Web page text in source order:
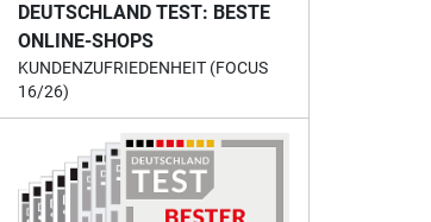
DEUTSCHLAND TEST: BESTE
ONLINE-SHOPS
KUNDENZUFRIEDENHEIT (FOCUS
16/26)